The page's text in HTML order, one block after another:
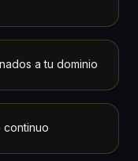
a tu dominio
continuo